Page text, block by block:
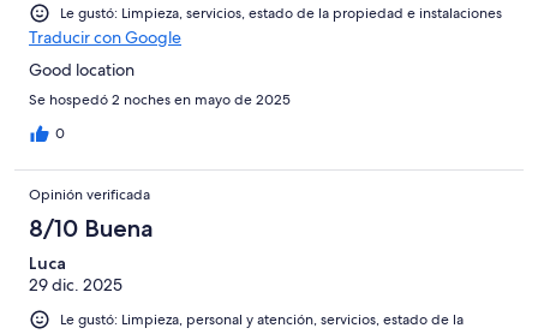
Le gustó: Limpieza, servicios, estado de la propiedad e instalaciones
Traducir con Google
Good location
Se hospedó 2 noches en mayo de 2025
0
Opinión verificada
8/10 Buena
Luca
29 dic. 2025
Le gustó: Limpieza, personal y atención, servicios, estado de la